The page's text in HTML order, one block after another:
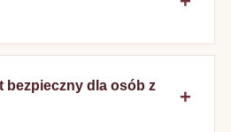
bezpieczny dla osób z